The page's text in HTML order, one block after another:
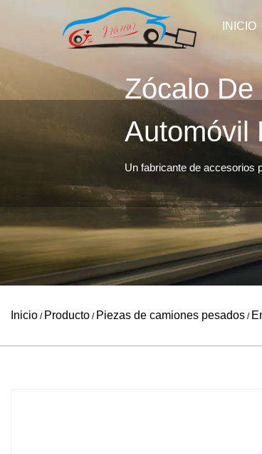
INICIO
Zócalo De
Automóvil
Un fabricante de accesorios
Inicio / Producto / Piezas de camiones pesados /